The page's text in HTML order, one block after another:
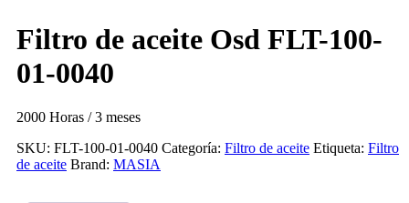
Filtro de aceite Osd FLT-100-
01-0040
2000 Horas / 3 meses
SKU: FLT-100-01-0040 Categoría: Filtro de aceite Etiqueta: Filtro
de aceite Brand: MASIA